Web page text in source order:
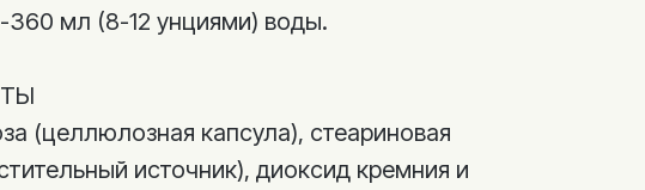
360 мл (8-12 унциями) воды.
(целлюлозная капсула), стеариновая
источник), диоксид кремния и